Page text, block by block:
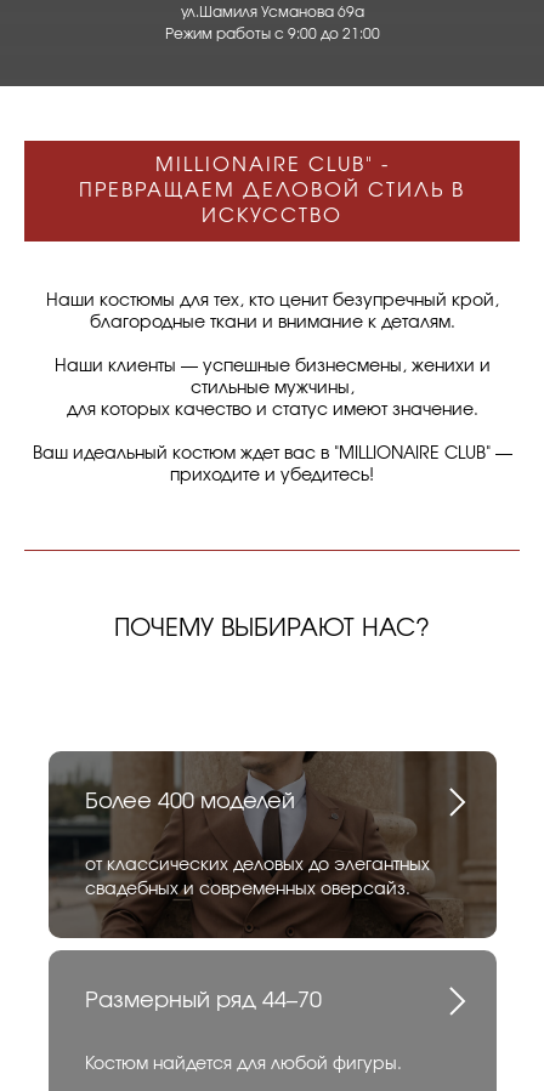
ул.Шамиля Усманова 69а
Режим работы с 9:00 до 21:00
MILLIONAIRE CLUB" -
ПРЕВРАЩАЕМ ДЕЛОВОЙ СТИЛЬ В
ИСКУССТВО
Наши костюмы для тех, кто ценит безупречный крой,
благородные ткани и внимание к деталям.
Наши клиенты — успешные бизнесмены, женихи и
стильные мужчины,
для которых качество и статус имеют значение.
Ваш идеальный костюм ждет вас в "MILLIONAIRE CLUB" —
приходите и убедитесь!
ПОЧЕМУ ВЫБИРАЮТ НАС?
Более 400 моделей
от классических деловых до элегантных
свадебных и современных оверсайз.
Размерный ряд 44–70
Костюм найдется для любой фигуры.